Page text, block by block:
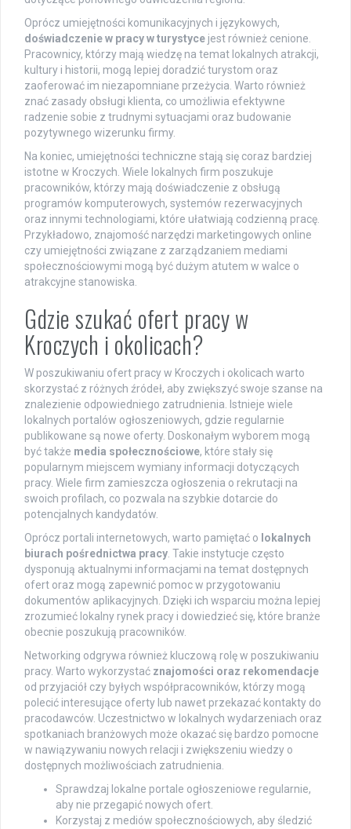
Oprócz umiejętności komunikacyjnych i językowych,
doświadczenie w pracy w turystyce jest również cenione.
Pracownicy, którzy mają wiedzę na temat lokalnych atrakcji,
kultury i historii, mogą lepiej doradzić turystom oraz
zaoferować im niezapomniane przeżycia. Warto również
znać zasady obsługi klienta, co umożliwia efektywne
radzenie sobie z trudnymi sytuacjami oraz budowanie
pozytywnego wizerunku firmy.
Na koniec, umiejętności techniczne stają się coraz bardziej
istotne w Kroczych. Wiele lokalnych firm poszukuje
pracowników, którzy mają doświadczenie z obsługą
programów komputerowych, systemów rezerwacyjnych
oraz innymi technologiami, które ułatwiają codzienną pracę.
Przykładowo, znajomość narzędzi marketingowych online
czy umiejętności związane z zarządzaniem mediami
społecznościowymi mogą być dużym atutem w walce o
atrakcyjne stanowiska.
Gdzie szukać ofert pracy w
Kroczych i okolicach?
W poszukiwaniu ofert pracy w Kroczych i okolicach warto
skorzystać z różnych źródeł, aby zwiększyć swoje szanse na
znalezienie odpowiedniego zatrudnienia. Istnieje wiele
lokalnych portalów ogłoszeniowych, gdzie regularnie
publikowane są nowe oferty. Doskonałym wyborem mogą
być także media społecznościowe, które stały się
popularnym miejscem wymiany informacji dotyczących
pracy. Wiele firm zamieszcza ogłoszenia o rekrutacji na
swoich profilach, co pozwala na szybkie dotarcie do
potencjalnych kandydatów.
Oprócz portali internetowych, warto pamiętać o lokalnych
biurach pośrednictwa pracy . Takie instytucje często
dysponują aktualnymi informacjami na temat dostępnych
ofert oraz mogą zapewnić pomoc w przygotowaniu
dokumentów aplikacyjnych. Dzięki ich wsparciu można lepiej
zrozumieć lokalny rynek pracy i dowiedzieć się, które branże
obecnie poszukują pracowników.
Networking odgrywa również kluczową rolę w poszukiwaniu
pracy. Warto wykorzystać znajomości oraz rekomendacje
od przyjaciół czy byłych współpracowników, którzy mogą
polecić interesujące oferty lub nawet przekazać kontakty do
pracodawców. Uczestnictwo w lokalnych wydarzeniach oraz
spotkaniach branżowych może okazać się bardzo pomocne
w nawiązywaniu nowych relacji i zwiększeniu wiedzy o
dostępnych możliwościach zatrudnienia.
Sprawdzaj lokalne portale ogłoszeniowe regularnie,
aby nie przegapić nowych ofert.
Korzystaj z mediów społecznościowych, aby śledzić